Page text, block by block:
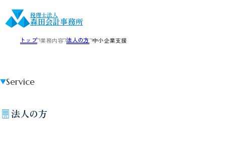
税理士法人
森田会計事務所
トップ 業務内容 法人の方 中小企業支援
法人の方
Service